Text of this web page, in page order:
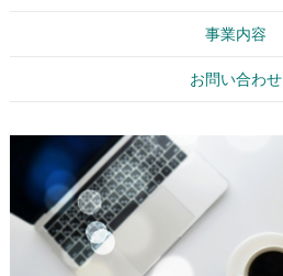
事業内容
お問い合わせ